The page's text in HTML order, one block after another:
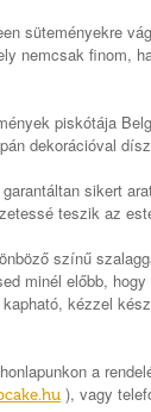
süteményekre
nemcsak finom,
piskótája
dekorációval
sikert
teszik az
színű
minél előbb,
kézzel
a
), vagy